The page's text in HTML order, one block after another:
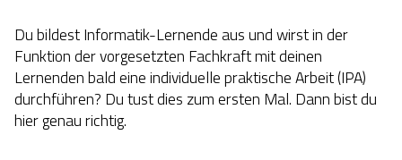
Du bildest Informatik-Lernende aus und wirst in der
Funktion der vorgesetzten Fachkraft mit deinen
Lernenden bald eine individuelle praktische Arbeit (IPA)
durchführen? Du tust dies zum ersten Mal. Dann bist du
hier genau richtig.